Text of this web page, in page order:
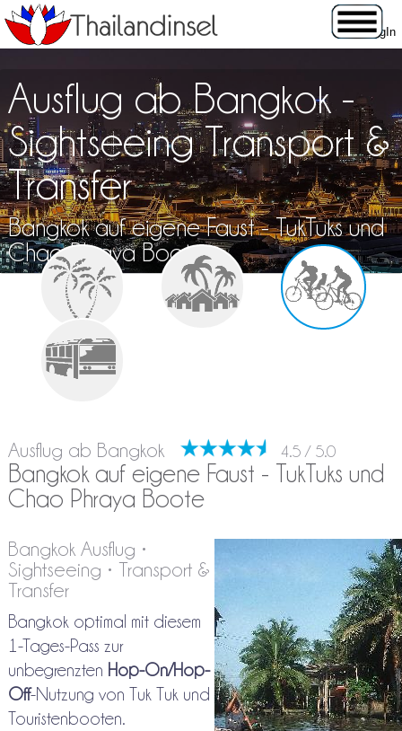
Ausflug ab Bangkok -
Sightseeing Transport &
Transfer
Bangkok auf eigene Faust - TukTuks und
Chao Phraya Boote
Ausflug ab Bangkok 4.5 / 5.0
Bangkok auf eigene Faust - TukTuks und
Chao Phraya Boote
Bangkok Ausflug •
Sightseeing • Transport &
Transfer
Bangkok optimal mit diesem
1-Tages-Pass zur
unbegrenzten Hop-On/Hop-
Off-Nutzung von Tuk Tuk und
Touristenbooten.